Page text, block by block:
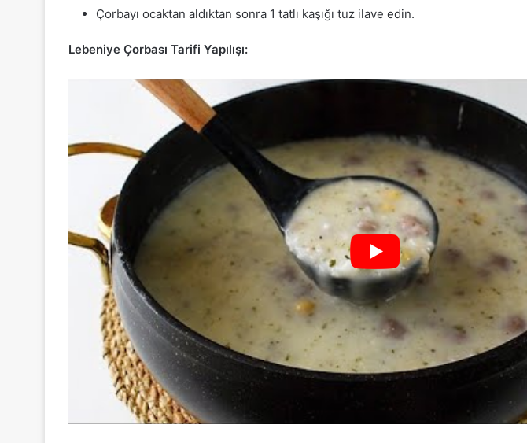
Çorbayı ocaktan aldıktan sonra 1 tatlı kaşığı tuz ilave edin.
Lebeniye Çorbası Tarifi Yapılışı: